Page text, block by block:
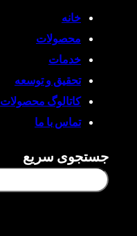
خانه
محصولات
خدمات
تحقیق و توسعه
کاتالوگ محصولات
تماس با ما
جستجوی سریع